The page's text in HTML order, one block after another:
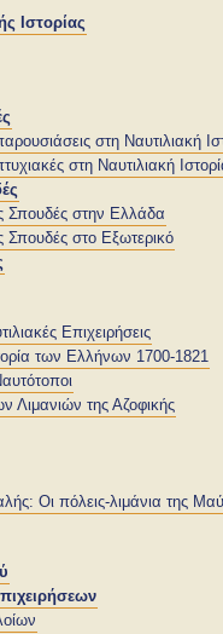
Ιστορίας
στη Ναυτιλιακή
στη Ναυτιλιακή
Σπουδές στην Ελλάδα
Σπουδές στο Εξωτερικό
Επιχειρήσεις
των Ελλήνων 1700-1821
Λιμανιών της Αζοφικής
Οι πόλεις-λιμάνια της